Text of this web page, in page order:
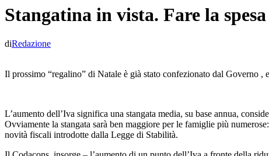
Stangatina in vista. Fare la
diRedazione
Il prossimo “regalino” di Natale è già stato confezionato dal Governo
L’aumento dell’Iva significa una stangata media, su base annua,
Ovviamente la stangata sarà ben maggiore per le famiglie più
novità fiscali introdotte dalla Legge di Stabilità.